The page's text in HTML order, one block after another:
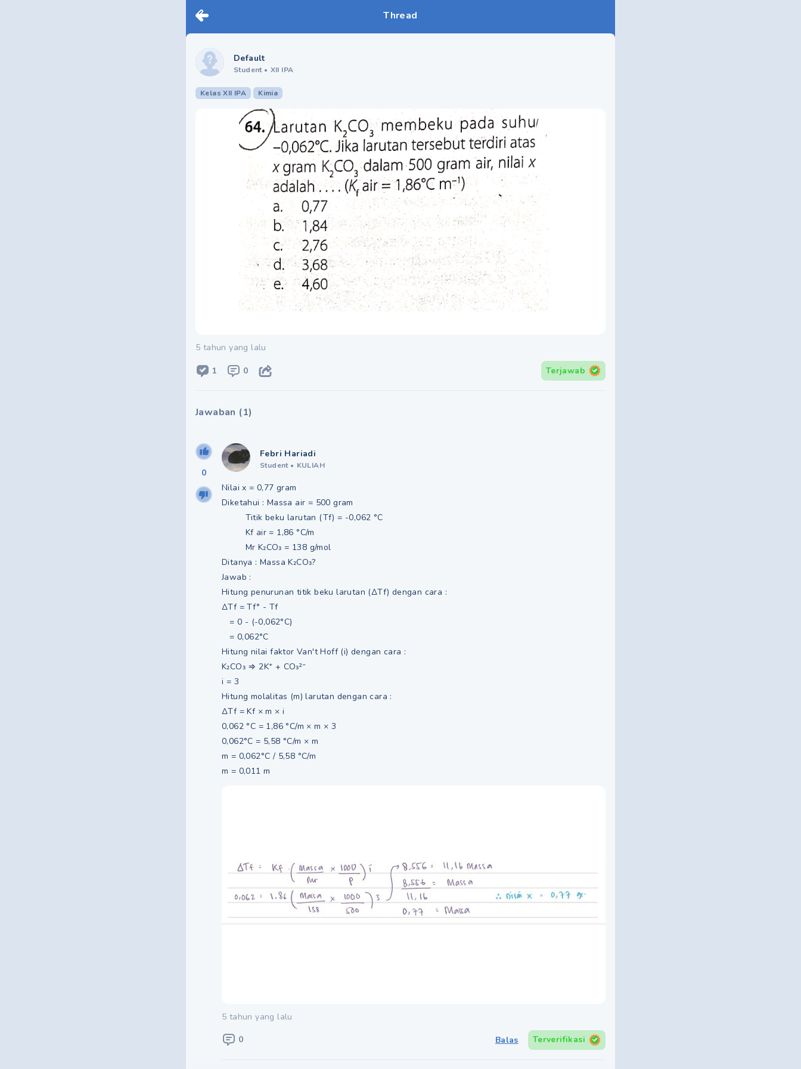
Thread
Default
Student • XII IPA
Kelas XII IPA Kimia
5 tahun yang lalu
1 0 Terjawab
Jawaban (1)
0
Febri Hariadi
Student • KULIAH
Nilai x = 0,77 gram
Diketahui : Massa air = 500 gram
Titik beku larutan (Tf) = -0,062 °C
Kf air = 1,86 °C/m
Mr K₂CO₃ = 138 g/mol
Ditanya : Massa K₂CO₃?
Jawab :
Hitung penurunan titik beku larutan (ΔTf) dengan cara :
ΔTf = Tf° - Tf
= 0 - (-0,062°C)
= 0,062°C
Hitung nilai faktor Van't Hoff (i) dengan cara :
K₂CO₃ ⇒ 2K⁺ + CO₃²⁻
i = 3
Hitung molalitas (m) larutan dengan cara :
ΔTf = Kf × m × i
0,062 °C = 1,86 °C/m × m × 3
0,062°C = 5,58 °C/m × m
m = 0,062°C / 5,58 °C/m
m = 0,011 m
5 tahun yang lalu
0 Balas Terverifikasi